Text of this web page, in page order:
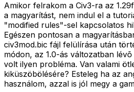
Amikor felrakom a Civ3-ra az
a magyarítást, nem indul el a
"modified rules"-sel kapcsolatos
Egészen pontosan a
civ3mod.bic fájl felülírása után
módon, az 1.0-ás változatban
volt ilyen probléma. Van valami
kiküszöbölésére? Esteleg ha az
használom, azzal is jól megy a